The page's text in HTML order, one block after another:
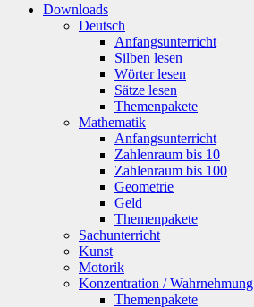
Downloads
Deutsch
Anfangsunterricht
Silben lesen
Wörter lesen
Sätze lesen
Themenpakete
Mathematik
Anfangsunterricht
Zahlenraum bis 10
Zahlenraum bis 100
Geometrie
Geld
Themenpakete
Sachunterricht
Kunst
Motorik
Konzentration / Wahrnehmung
Themenpakete